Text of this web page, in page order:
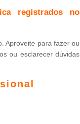
registrados no
Aproveite para fazer ou
ou esclarecer dúvidas